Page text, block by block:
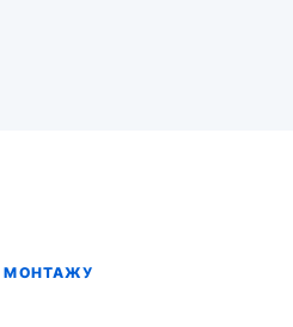
МОНТАЖУ